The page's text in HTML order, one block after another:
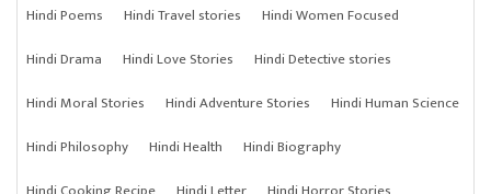
Hindi Poems
Hindi Travel stories
Hindi Women Focused
Hindi Drama
Hindi Love Stories
Hindi Detective stories
Hindi Moral Stories
Hindi Adventure Stories
Hindi Human Science
Hindi Philosophy
Hindi Health
Hindi Biography